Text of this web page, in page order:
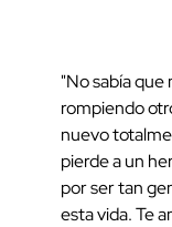
"No sabía que
rompiendo
nuevo
pierde a un
por ser tan
esta vida. Te